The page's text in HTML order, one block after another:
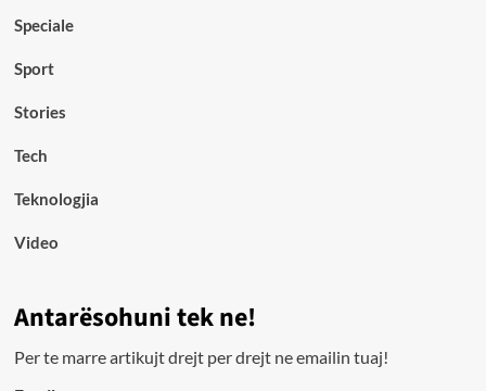
Speciale
Sport
Stories
Tech
Teknologjia
Video
Antarësohuni tek ne!
Per te marre artikujt drejt per drejt ne emailin tuaj!